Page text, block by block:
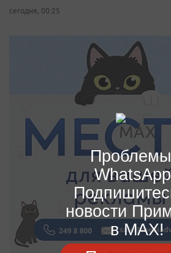
сегодня, 00:25
новости
в MAX!